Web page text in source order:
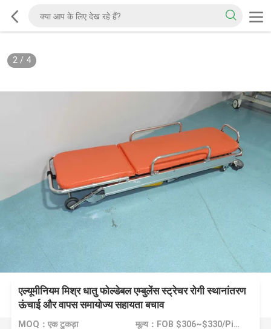
2/ 4
एल्यूमीनियम मिश्र धातु फोल्डेबल एम्बुलेंस स्ट्रेचर रोगी स्थानांतरण
ऊंचाई और वापस समायोज्य सहायता बचाव
MOQ：एक टुकड़ा मूल्य：FOB $306~$330/Piece